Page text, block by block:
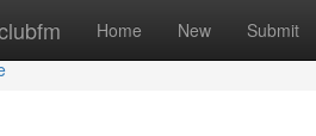
Home New Submit